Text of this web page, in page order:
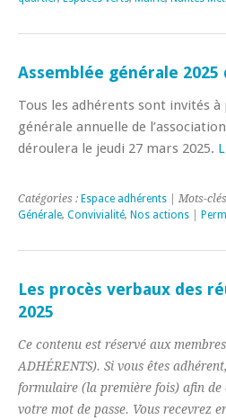
Assemblée générale 2025
Tous les adhérents sont invités à
générale annuelle de
déroulera le jeudi 27 mars 2025.
Catégories : Espace adhérents | Mots-
Générale, Convivialité, Nos actions
Les procès verbaux des
2025
Ce contenu est réservé aux
ADHÉRENTS). Si vous êtes
formulaire (la première fois) afin
votre mot de passe. Vous recevrez